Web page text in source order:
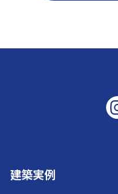
建築実例